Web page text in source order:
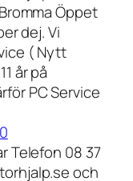
Öppet
dej. Vi
( Nytt
år på
PC Service
Telefon 08 37
och